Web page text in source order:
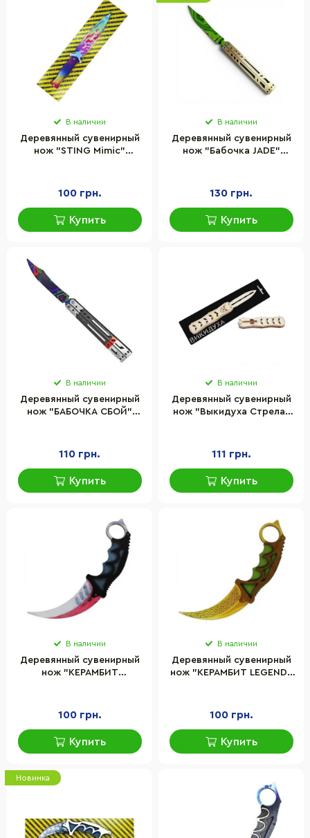
В наличии
Деревянный сувенирный
нож "STING Mimic"
100 грн.
Купить
В наличии
Деревянный сувенирный
нож "Бабочка JADE"
130 грн.
Купить
В наличии
Деревянный сувенирный
нож "БАБОЧКА СБОЙ"
110 грн.
Купить
В наличии
Деревянный сувенирный
нож "Выкидуха Стрела"
111 грн.
Купить
В наличии
Деревянный сувенирный
нож "КЕРАМБИТ
100 грн.
Купить
В наличии
Деревянный сувенирный
нож "КЕРАМБИТ LEGEND"
100 грн.
Купить
Новинка